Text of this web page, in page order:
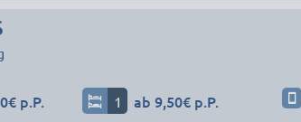
p.P. 1 ab 9,50€ p.P.